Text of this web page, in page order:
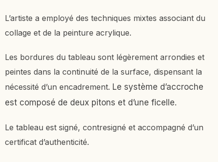
L’artiste a employé des techniques mixtes associant du
collage et de la peinture acrylique.
Les bordures du tableau sont légèrement arrondies et
peintes dans la continuité de la surface, dispensant la
nécessité d’un encadrement. Le système d’accroche
est composé de deux pitons et d’une ficelle.
Le tableau est signé, contresigné et accompagné d’un
certificat d’authenticité.